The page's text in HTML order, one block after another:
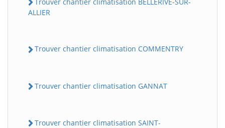
ALLIER
Trouver chantier climatisation COMMENTRY
Trouver chantier climatisation GANNAT
Trouver chantier climatisation SAINT-